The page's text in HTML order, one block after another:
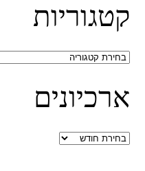
קטגוריות
קטגוריות
ארכיונים
ארכיונים